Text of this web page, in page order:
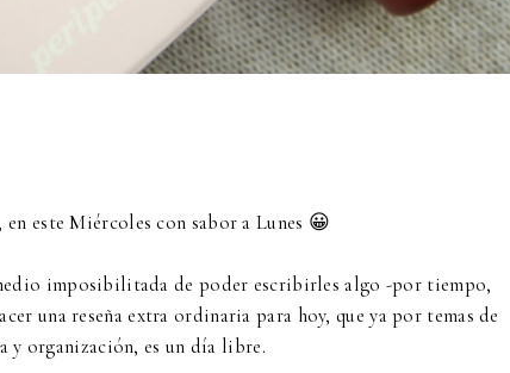
en este Miércoles con sabor a Lunes 😀
imposibilitada de poder escribirles algo -por tiempo,
una reseña extra ordinaria para hoy, que ya por temas de
y organización, es un día libre.